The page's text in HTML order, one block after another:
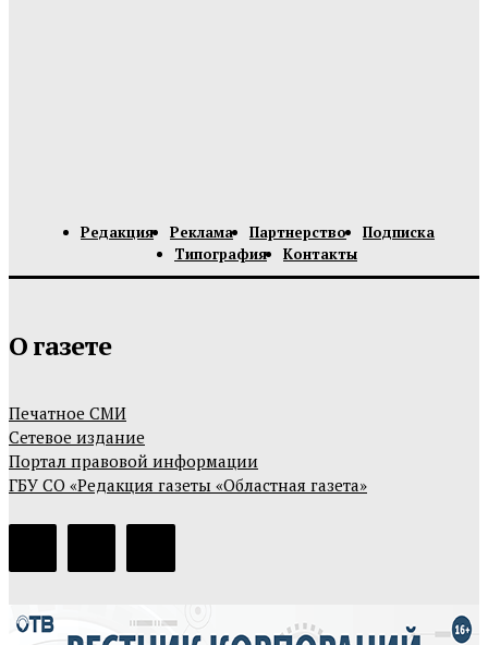
Редакция Реклама Партнерство
Подписка
Типография
Контакты
О газете
Печатное СМИ
Сетевое издание
Портал правовой информации
ГБУ СО «Редакция газеты «Областная газета»